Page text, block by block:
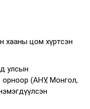
хааны цом хүртсэн
улсын
орноор (АНУ, Монгол,